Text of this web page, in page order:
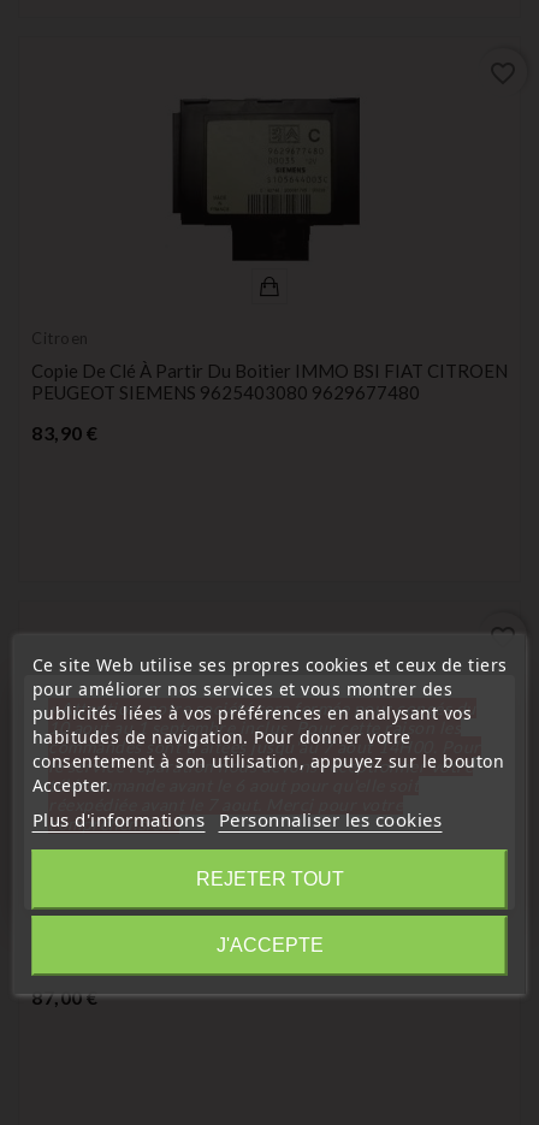
Citroen
Copie De Clé À Partir Du Boitier IMMO BSI FIAT CITROEN
PEUGEOT SIEMENS 9625403080 9629677480
83,90 €
Copie De Clé À Partir Du Boitier IMMO BSI FIAT Delphi
46417024 Et 46734570
87,00 €Prix
favorite_border
Ce site Web utilise ses propres cookies et ceux de tiers
pour améliorer nos services et vous montrer des
publicités liées à vos préférences en analysant vos
habitudes de navigation. Pour donner votre
consentement à son utilisation, appuyez sur le bouton
Accepter.
Plus d'informations Personnaliser les cookies
REJETER TOUT
J'ACCEPTE
« Attention, notre société sera fermée pour congés du
10 aout au 1 septembre inclus. Pour cette raison les
commandes sont traitées jusqu'au 7 aout 14H00. Pour
le service réparation nous devons réceptionner votre
télécommande avant le 6 aout pour qu'elle soit
compréhension»
Fermer
Information